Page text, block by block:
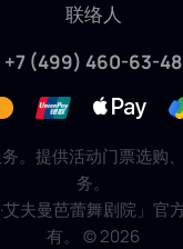
联络人
+7 (499) 460-63-48
。提供活动门票选购
务。
艾夫曼芭蕾舞剧院」官
有。
©2026